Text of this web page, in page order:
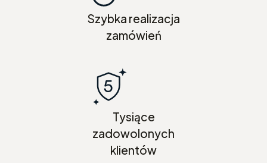
Szybka realizacja
zamówień
Tysiące
zadowolonych
klientów